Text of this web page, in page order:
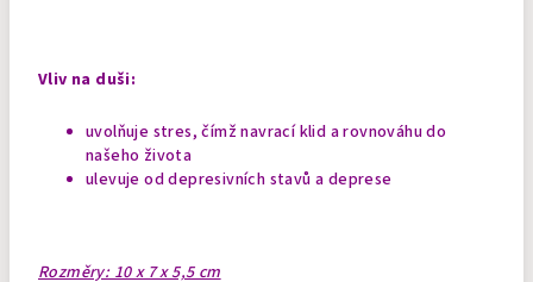
Vliv na duši:
uvolňuje stres, čímž navrací klid a rovnováhu do
našeho života
ulevuje od depresivních stavů a deprese
Rozměry: 10 x 7 x 5,5 cm